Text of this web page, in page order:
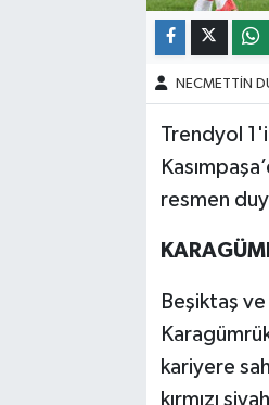
NECMETTİN
Trendyol
resmen
Beşiktaş
kariyere
kırmızı